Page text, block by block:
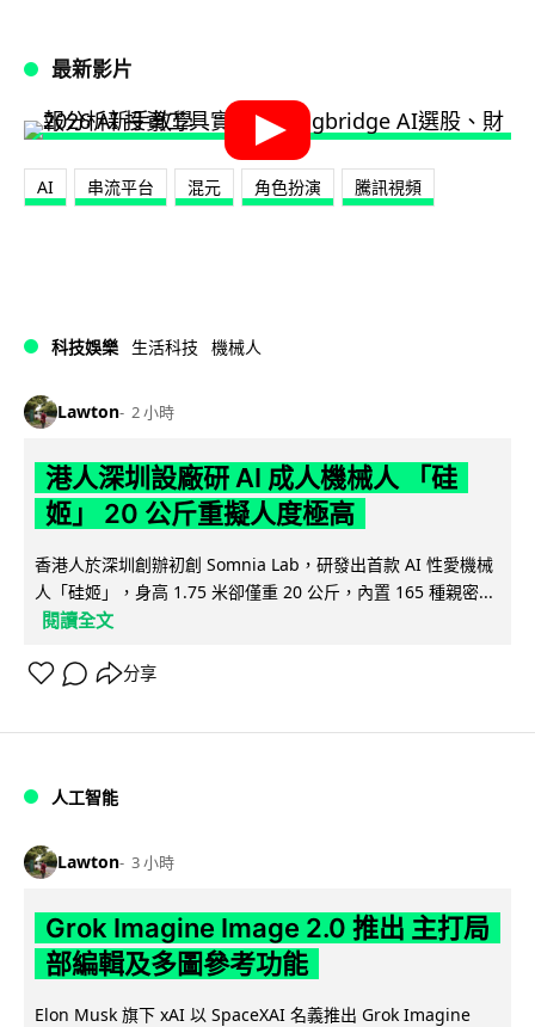
最新影片
AI 串流平台 混元 角色扮演 騰訊視頻
科技娛樂 生活科技 機械人
Lawton 2 小時
港人深圳設廠研 AI 成人機械人 「硅
姬」 20 公斤重擬人度極高
香港人於深圳創辦初創 Somnia Lab，研發出首款 AI 性愛機械
人「硅姬」，身高 1.75 米卻僅重 20 公斤，內置 165 種親密...
閱讀全文
分享
人工智能
Lawton 3 小時
Grok Imagine Image 2.0 推出 主打局
部編輯及多圖參考功能
Elon Musk 旗下 xAI 以 SpaceXAI 名義推出 Grok Imagine